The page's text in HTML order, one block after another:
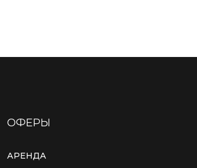
ОФЕРЫ
АРЕНДА